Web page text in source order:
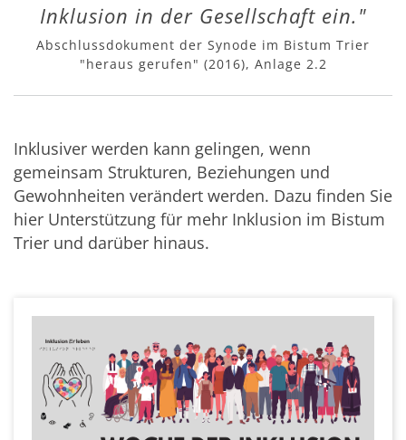
Inklusion in der Gesellschaft ein."
Abschlussdokument der Synode im Bistum Trier
"heraus gerufen" (2016), Anlage 2.2
Inklusiver werden kann gelingen, wenn
gemeinsam Strukturen, Beziehungen und
Gewohnheiten verändert werden. Dazu finden Sie
hier Unterstützung für mehr Inklusion im Bistum
Trier und darüber hinaus.